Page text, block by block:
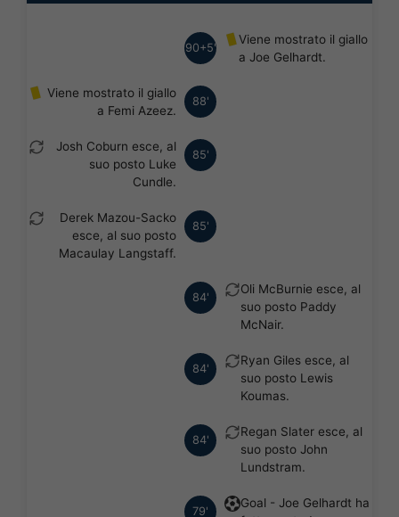
90+5'
Viene mostrato il giallo
a Joe Gelhardt.
88'
Viene mostrato il giallo
a Femi Azeez.
85'
Josh Coburn esce, al
suo posto Luke
Cundle.
85'
Derek Mazou-Sacko
esce, al suo posto
Macaulay Langstaff.
84'
Oli McBurnie esce, al
suo posto Paddy
McNair.
84'
Ryan Giles esce, al
suo posto Lewis
Koumas.
84'
Regan Slater esce, al
suo posto John
Lundstram.
79'
Goal - Joe Gelhardt ha